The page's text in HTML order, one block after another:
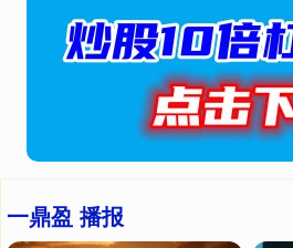
一鼎盈 播报